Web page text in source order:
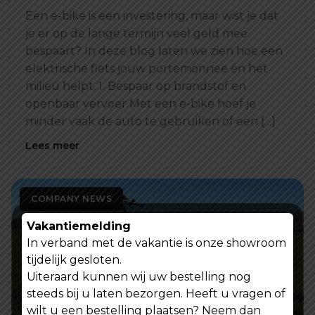
Een e-bike is een investering, maar wist je dat
je er op de lange termijn veel geld mee
bespaart? In deze blog laten we zien hoe een
elektrische fiets jouw portemonnee én het
milieu helpt. 1. Bespaar op brandstof en
openbaar vervoer Met een e-bike hoef je
minder vaak de auto te gebruiken of een […]
Lees meer
COMPANY NEWS
Vakantiemelding
In verband met de vakantie is onze showroom
tijdelijk gesloten.
Uiteraard kunnen wij uw bestelling nog
steeds bij u laten bezorgen. Heeft u vragen of
wilt u een bestelling plaatsen? Neem dan